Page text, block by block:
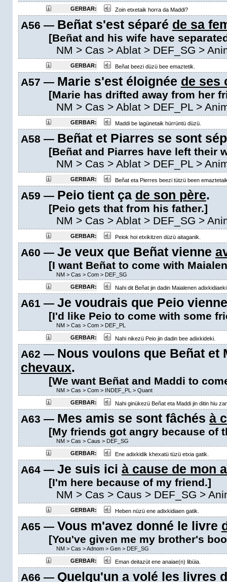
GERBAR:
Zoin etxetaik horra da Maddi?
A56 — Beñat s'est séparé de sa
[Beñat and his wife have
NM > Cas > Ablat> DEF_SG >
GERBAR: Beñat beezi düzü bee emaztetik.
A57 — Marie s'est éloignée de ses
[Marie has drifted away from her
NM > Cas > Ablat> DEF_PL>
GERBAR: Maddi be lagünetaik hürrüntü düzü.
A58 — Beñat et Piarres se sont
[Beñat and Piarres have left their
NM > Cas > Ablat> DEF_PL>
GERBAR: Beñat eta Pierres beezi tützü been
A59 — Peio tient ça de son père.
[Peio gets that from his father.]
NM > Cas > Ablat> DEF_SG >
GERBAR: Peiok hoi etxikitzen düzü aitaganik.
A60 — Je veux que Beñat vienne
[I want Beñat to come with
NM> Cas > Com> DEF_SG
GERBAR:
Nahi dit Beñat jin dadin Maialenen
A61 — Je voudrais que Peio
[I'd like Peio to come with some
NM> Cas > Com> DEF_PL
GERBAR:
Nahi nikezü Peio jin dadin bee adixkideki.
A62 — Nous voulons que Beñat et
chevaux.
[We want Beñat and Maddi to
NM> Cas > Com> INDEF_PL > Quant
GERBAR:
Nahi ginükezü Beñat eta Maddi jin ditin hiu
A63 — Mes amis se sont fâchés à
[My friends got angry because of
NM> Cas > Caus > DEF_SG
GERBAR:
Ene adixkidik khexatü tüzü etxia gatik.
A64 — Je suis ici à cause de mon
[I'm here because of my friend.]
NM > Cas > Caus > DEF_SG >
GERBAR: Heben nüzü ene adixkidiaen gatik.
A65 — Vous m'avez donné le livre
[You've given me my brother's
NM> Cas >Adnom> Gen> DEF_SG
GERBAR:
Eman deitazüt ene anaiae(n) libüia.
A66 — Quelqu'un a volé les livres